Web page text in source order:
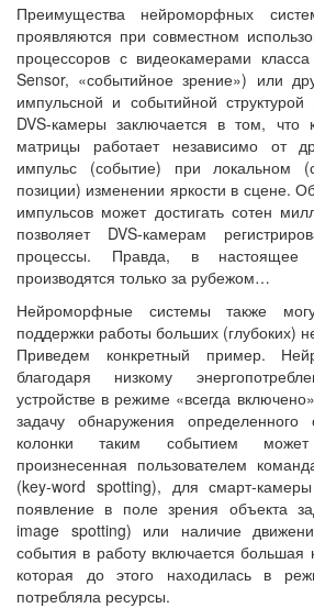
Преимущества нейроморфных
проявляются при совместном
процессоров с видеокамерами
Sensor, «событийное зрение») или
импульсной и событийной
DVS-камеры заключается в том, что
матрицы работает независимо от
импульс (событие) при локальном
позиции) изменении яркости в сцене.
импульсов может достигать сотен
позволяет DVS-камерам
процессы. Правда, в настоящее
производятся только за рубежом…
Нейроморфные системы также
поддержки работы больших (глубоких)
Приведем конкретный пример.
благодаря низкому
устройстве в режиме «всегда
задачу обнаружения
колонки таким событием
произнесенная пользователем
(key-word spotting), для смарт-
появление в поле зрения объекта
image spotting) или наличие
события в работу включается большая
которая до этого находилась в
потребляла ресурсы.